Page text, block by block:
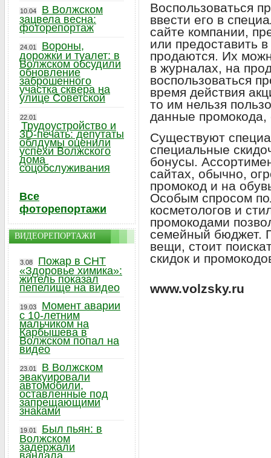
Воспользоваться
ввести его в
сайте компании,
или предоставить
продаются. Их
в журналах, на
воспользоваться
время действия
то им нельзя
данные промокода,
Существуют
специальные
бонусы.
сайтах, обычно,
промокод и на
Особым спросом
косметологов и
промокодами
семейный бюджет.
вещи, стоит
скидок и
www.volzsky.ru
10.04
В Волжском
зацвела весна:
фоторепортаж
24.01
Вороны,
дорожки и туалет: в
Волжском обсудили
обновление
заброшенного
участка сквера на
улице Советской
22.01
Трудоустройство и
3D-печать: депутаты
облдумы оценили
успехи Волжского
дома
соцобслуживания
Все
фоторепортажи
ВИДЕОРЕПОРТАЖИ
3.08
Пожар в СНТ
«Здоровье химика»:
житель показал
пепелище на видео
19.03
Момент аварии
с 10-летним
мальчиком на
Карбышева в
Волжском попал на
видео
23.01
В Волжском
эвакуировали
автомобили,
оставленные под
запрещающими
знаками
19.01
Был пьян: в
Волжском
задержали
вандала,